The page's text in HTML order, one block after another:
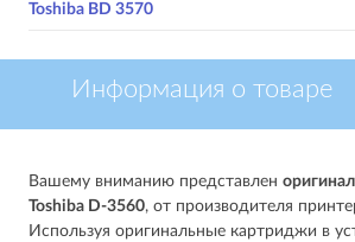
Toshiba BD 3570
Информация о товаре
Вашему вниманию представлен
Toshiba D-3560, от производителя
Используя оригинальные картриджи в